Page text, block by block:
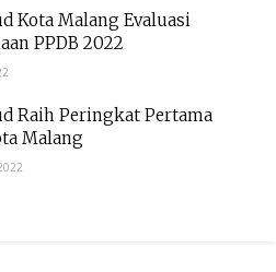
Kota Malang Evaluasi
PPDB 2022
Raih Peringkat Pertama
Malang